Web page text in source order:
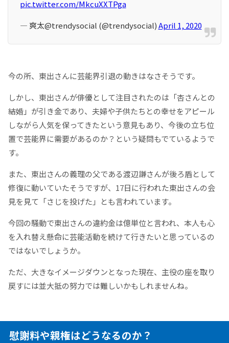
pic.twitter.com/MkcuXXTPga
— 爽太@trendysocial (@trendysocial)April 1, 2020
今の所、東出さんに芸能界引退の動きはなさそうです。
しかし、東出さんが俳優として注目されたのは「杏さんとの
結婚」が引き金であり、夫婦や子供たちとの幸せをアピール
しながら人気を保ってきたという意見もあり、今後の立ち位
置で芸能界に需要があるのか？という疑問もでているようで
す。
また、東出さんの義理の父である渡辺謙さんが後ろ盾として
修復に動いていたそうですが、17日に行われた東出さんの会
見を見て「さじを投げた」とも言われています。
今回の騒動で東出さんの違約金は億単位と言われ、本人も心
を入れ替え懸命に芸能活動を続けて行きたいと思っているの
ではないでしょうか。
ただ、大きなイメージダウンとなった現在、主役の座を取り
戻すには並大抵の努力では難しいかもしれませんね。
慰謝料や親権はどうなるのか？